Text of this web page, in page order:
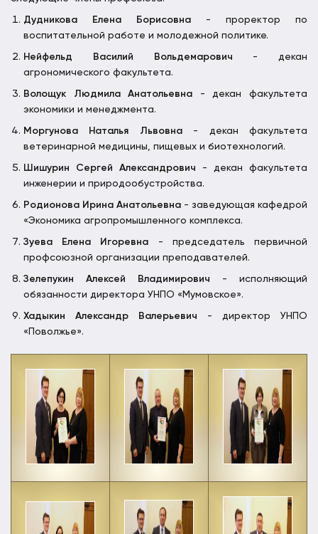
Дудникова Елена Борисовна - проректор по
воспитательной работе и молодежной политике.
Нейфельд Василий Вольдемарович - декан
агрономического факультета.
Волощук Людмила Анатольевна - декан факультета
экономики и менеджмента.
Моргунова Наталья Львовна- декан факультета
ветеринарной медицины, пищевых и биотехнологий.
Шишурин Сергей Александрович - декан факультета
инженерии и природообустройства.
Родионова Ирина Анатольевна - заведующая кафедрой
«Экономика агропромышленного комплекса.
Зуева Елена Игоревна - председатель первичной
профсоюзной организации преподавателей.
Зелепукин Алексей Владимирович - исполняющий
обязанности директора УНПО «Мумовское».
Хадыкин Александр Валерьевич - директор УНПО
«Поволжье».